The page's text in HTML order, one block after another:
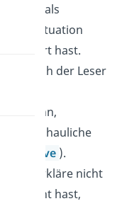
du als
der Situation
gespürt hast.
Damit sich der Leser
kann,
anschauliche
Adjektive ).
Erkläre nicht
gemacht hast,